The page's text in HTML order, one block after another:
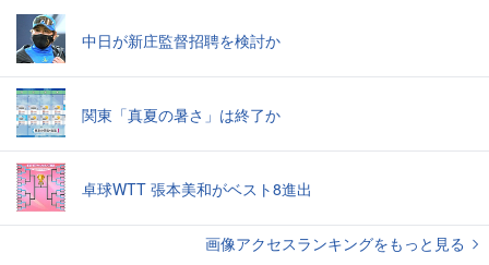
中日が新庄監督招聘を検討か
関東「真夏の暑さ」は終了か
卓球WTT 張本美和がベスト8進出
画像アクセスランキングをもっと見る